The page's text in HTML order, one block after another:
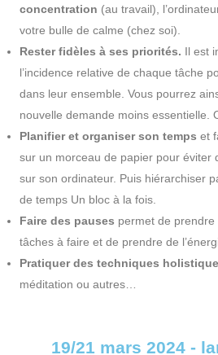
concentration (au travail),
votre bulle de calme (chez soi).
Rester fidèles à ses priorités. Il est
l’incidence relative de chaque tâche
dans leur ensemble. Vous pourrez
nouvelle demande moins essentielle.
Planifier et organiser son temps et
sur un morceau de papier pour éviter
sur son ordinateur. Puis hiérarchiser
de temps Un bloc à la fois.
Faire des pauses permet de
tâches à faire et de prendre de
Pratiquer des techniques
méditation ou autres…
19/21 mars 2024 -